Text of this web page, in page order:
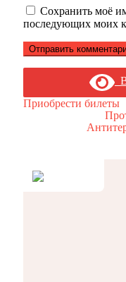
Сохранить моё
последующих моих
Приобрести билеты